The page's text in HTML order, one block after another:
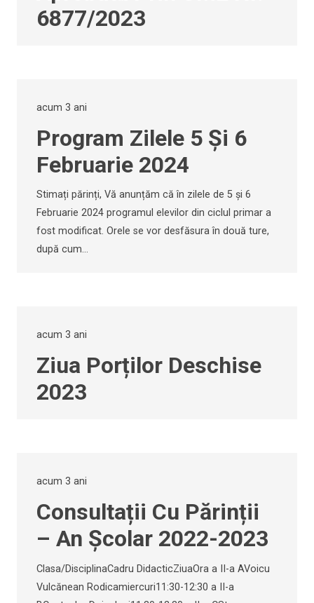
6877/2023
acum 3 ani
Program Zilele 5 Și 6
Februarie 2024
Stimați părinți, Vă anunțăm că în zilele de 5 și 6
Februarie 2024 programul elevilor din ciclul primar a
fost modificat. Orele se vor desfăsura în două ture,
după cum…
acum 3 ani
Ziua Porților Deschise
2023
acum 3 ani
Consultații Cu Părinții
– An Școlar 2022-2023
Clasa/DisciplinaCadru DidacticZiuaOra a II-a AVoicu
Vulcănean Rodicamiercuri11:30-12:30 a II-a